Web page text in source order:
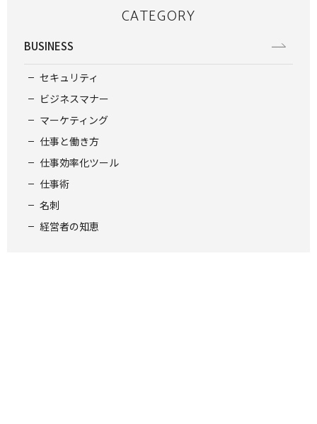
CATEGORY
BUSINESS
セキュリティ
ビジネスマナー
マーケティング
仕事と働き方
仕事効率化ツール
仕事術
名刺
経営者の知恵